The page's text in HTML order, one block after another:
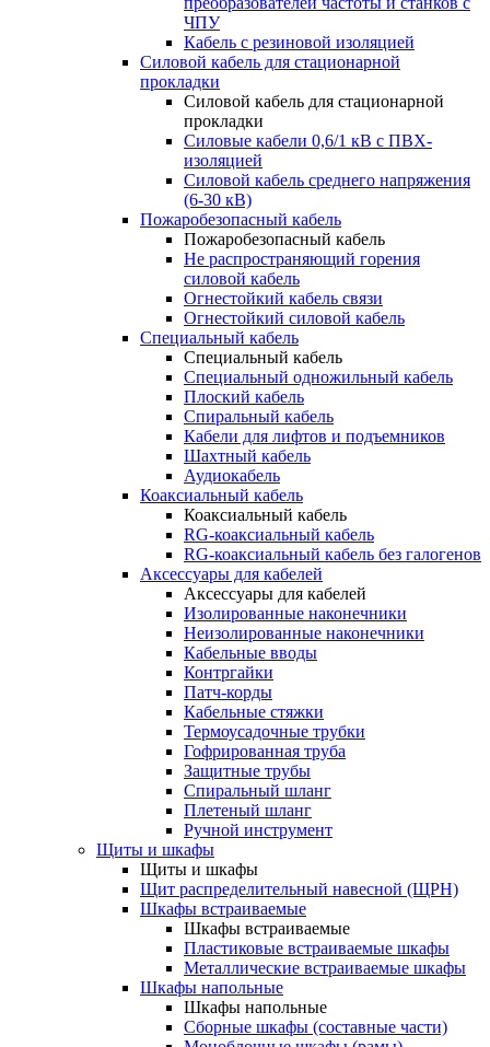
ЧПУ
Кабель с резиновой изоляцией
Силовой кабель для стационарной
прокладки
Силовой кабель для стационарной
прокладки
Силовые кабели 0,6/1 кВ с ПВХ-
изоляцией
Силовой кабель среднего напряжения
(6-30 кВ)
Пожаробезопасный кабель
Пожаробезопасный кабель
Не распространяющий горения
силовой кабель
Огнестойкий кабель связи
Огнестойкий силовой кабель
Специальный кабель
Специальный кабель
Специальный одножильный кабель
Плоский кабель
Спиральный кабель
Кабели для лифтов и подъемников
Шахтный кабель
Аудиокабель
Коаксиальный кабель
Коаксиальный кабель
RG-коаксиальный кабель
RG-коаксиальный кабель без галогенов
Аксессуары для кабелей
Аксессуары для кабелей
Изолированные наконечники
Неизолированные наконечники
Кабельные вводы
Контргайки
Патч-корды
Кабельные стяжки
Термоусадочные трубки
Гофрированная труба
Защитные трубы
Спиральный шланг
Плетеный шланг
Ручной инструмент
Щиты и шкафы
Щиты и шкафы
Щит распределительный навесной (ЩРН)
Шкафы встраиваемые
Шкафы встраиваемые
Пластиковые встраиваемые шкафы
Металлические встраиваемые шкафы
Шкафы напольные
Шкафы напольные
Сборные шкафы (составные части)